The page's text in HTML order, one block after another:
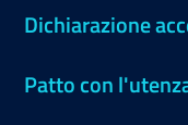
Dichiarazione
Patto con